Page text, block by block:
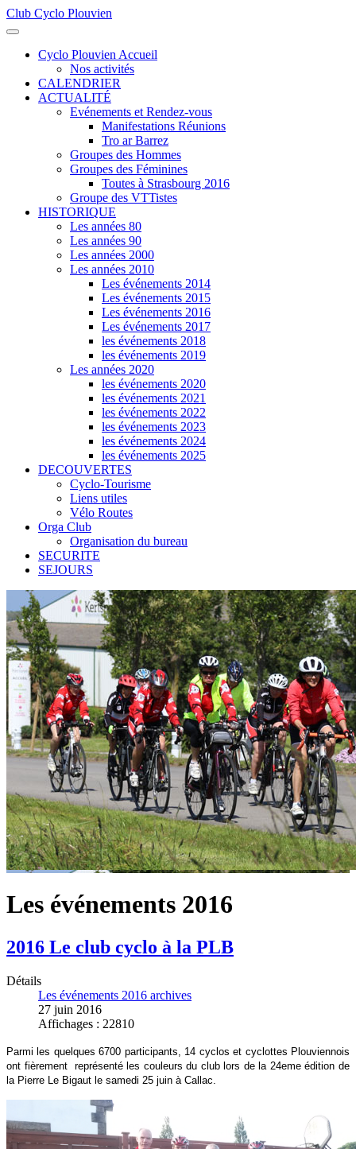
Club Cyclo Plouvien
Cyclo Plouvien Accueil
Nos activités
CALENDRIER
ACTUALITÉ
Evénements et Rendez-vous
Manifestations Réunions
Tro ar Barrez
Groupes des Hommes
Groupes des Féminines
Toutes à Strasbourg 2016
Groupe des VTTistes
HISTORIQUE
Les années 80
Les années 90
Les années 2000
Les années 2010
Les événements 2014
Les événements 2015
Les événements 2016
Les événements 2017
les événements 2018
les événements 2019
Les années 2020
les événements 2020
les événements 2021
les événements 2022
les événements 2023
les événements 2024
les événements 2025
DECOUVERTES
Cyclo-Tourisme
Liens utiles
Vélo Routes
Orga Club
Organisation du bureau
SECURITE
SEJOURS
Les événements 2016
2016 Le club cyclo à la PLB
Détails
Les événements 2016 archives
27 juin 2016
Affichages : 22810
Parmi les quelques 6700 participants, 14 cyclos et cyclottes Plouviennois
ont fièrement représenté les couleurs du club lors de la 24eme édition de
la Pierre Le Bigaut le samedi 25 juin à Callac.
précédente
précédent
suivante
suivant